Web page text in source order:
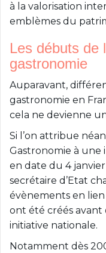
à la valorisation
emblèmes du
Les débuts de
gastronomie
Auparavant,
gastronomie en
cela ne devienne
Si l’on attribue
Gastronomie à une
en date du 4
secrétaire d’Etat
évènements en
ont été créés
initiative nationale.
Notamment dès